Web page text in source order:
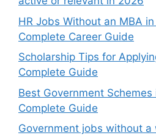
HR Jobs Without an MBA
Complete Career Guide
Scholarship Tips for
Complete Guide
Best Government
Complete Guide
Government jobs without a